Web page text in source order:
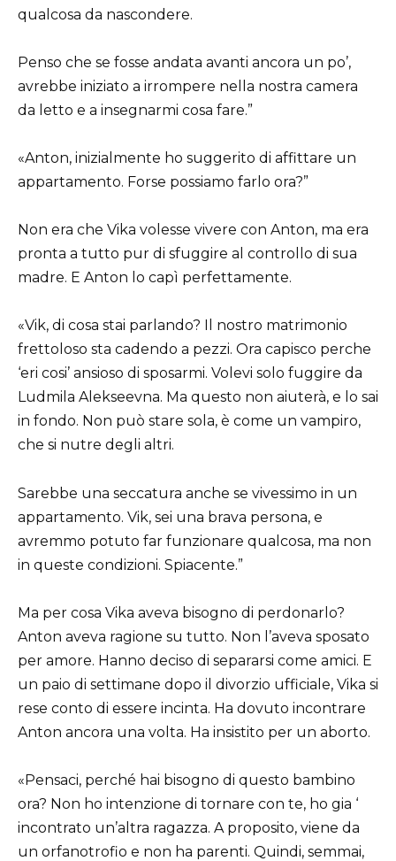
qualcosa da nascondere.
Penso che se fosse andata avanti ancora un po’,
avrebbe iniziato a irrompere nella nostra camera
da letto e a insegnarmi cosa fare.”
«Anton, inizialmente ho suggerito di affittare un
appartamento. Forse possiamo farlo ora?”
Non era che Vika volesse vivere con Anton, ma era
pronta a tutto pur di sfuggire al controllo di sua
madre. E Anton lo capì perfettamente.
«Vik, di cosa stai parlando? Il nostro matrimonio
frettoloso sta cadendo a pezzi. Ora capisco perche
‘eri cosi’ ansioso di sposarmi. Volevi solo fuggire da
Ludmila Alekseevna. Ma questo non aiuterà, e lo sai
in fondo. Non può stare sola, è come un vampiro,
che si nutre degli altri.
Sarebbe una seccatura anche se vivessimo in un
appartamento. Vik, sei una brava persona, e
avremmo potuto far funzionare qualcosa, ma non
in queste condizioni. Spiacente.”
Ma per cosa Vika aveva bisogno di perdonarlo?
Anton aveva ragione su tutto. Non l’aveva sposato
per amore. Hanno deciso di separarsi come amici. E
un paio di settimane dopo il divorzio ufficiale, Vika si
rese conto di essere incinta. Ha dovuto incontrare
Anton ancora una volta. Ha insistito per un aborto.
«Pensaci, perché hai bisogno di questo bambino
ora? Non ho intenzione di tornare con te, ho gia ‘
incontrato un’altra ragazza. A proposito, viene da
un orfanotrofio e non ha parenti. Quindi, semmai,